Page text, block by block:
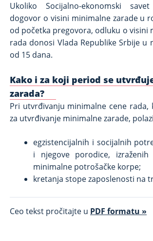
Ukoliko Socijalno-ekonomski
dogovor o visini minimalne zarade u
od početka pregovora, odluku o visini
rada donosi Vlada Republike Srbije u
od 15 dana.
Kako i za koji period se
zarada?
Pri utvrđivanju minimalne cene rada,
za utvrđivanje minimalne zarade,
egzistencijalnih i socijalnih
i njegove porodice,
minimalne potrošačke korpe;
kretanja stope zaposlenosti na
Ceo tekst pročitajte u PDF formatu »